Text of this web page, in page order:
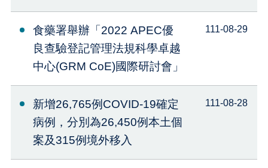
食藥署舉辦「2022 APEC優
良查驗登記管理法規科學卓越
中心(GRM CoE)國際研討會」
111-08-29
新增26,765例COVID-19確定
病例，分別為26,450例本土個
案及315例境外移入
111-08-28